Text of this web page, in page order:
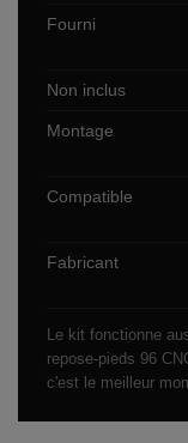
Fourni
Non inclus
Montage
Compatible
Fabricant
Le kit fonctionne
repose-pieds 96
c'est le meilleur